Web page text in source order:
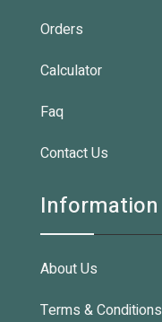
Orders
Calculator
Faq
Contact Us
Information
About Us
Terms & Conditions